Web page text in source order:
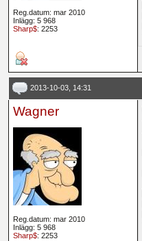
Reg.datum: mar 2010
Inlägg: 5 968
Sharp$: 2253
2013-10-03, 14:31
Wagner
Reg.datum: mar 2010
Inlägg: 5 968
Sharp$: 2253